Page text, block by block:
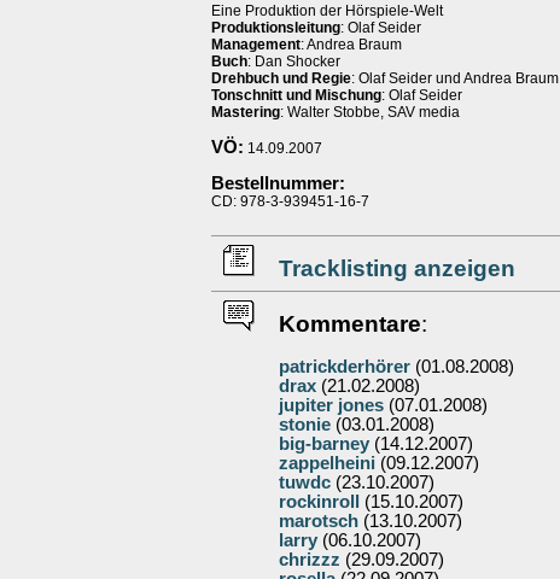
Eine Produktion der Hörspiele-Welt
Produktionsleitung: Olaf Seider
Management: Andrea Braum
Buch: Dan Shocker
Drehbuch und Regie: Olaf Seider und Andrea Braum
Tonschnitt und Mischung: Olaf Seider
Mastering: Walter Stobbe, SAV media
VÖ: 14.09.2007
Bestellnummer:
CD: 978-3-939451-16-7
Tracklisting anzeigen
Kommentare:
patrickderhörer (01.08.2008)
drax (21.02.2008)
jupiter jones (07.01.2008)
stonie (03.01.2008)
big-barney (14.12.2007)
zappelheini (09.12.2007)
tuwdc (23.10.2007)
rockinroll
(15.10.2007)
marotsch (13.10.2007)
larry (06.10.2007)
chrizzz (29.09.2007)